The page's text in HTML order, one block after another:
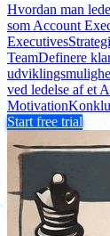
Hvordan man
som Account
Executives
TeamDefinere
ved ledelse af et
Motivation
Start free trial